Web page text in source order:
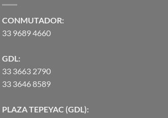
CONMUTADOR:
33 9689 4660
GDL:
33 3663 2790
33 3646 8589
PLAZA TEPEYAC (GDL):